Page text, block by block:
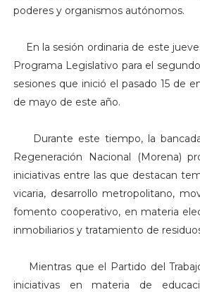
poderes y organismos autónomos.
En la sesión ordinaria de este
Programa Legislativo para el
sesiones que inició el pasado 15 de
de mayo de este año.
Durante este tiempo, la
Regeneración Nacional (Morena)
iniciativas entre las que destacan
vicaria, desarrollo metropolitano,
fomento cooperativo, en materia
inmobiliarios y tratamiento de
Mientras que el Partido del
iniciativas en materia de